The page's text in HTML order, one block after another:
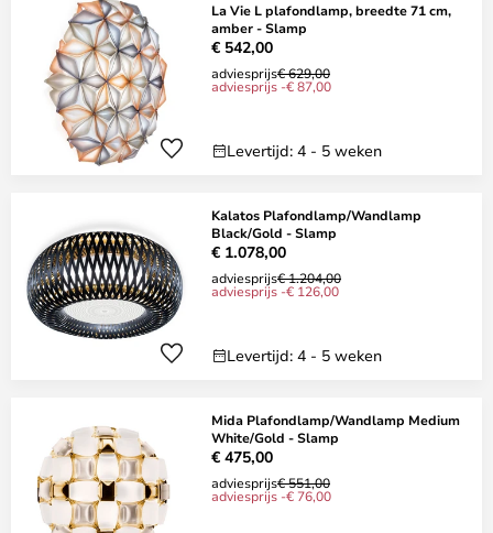
La Vie L plafondlamp, breedte 71 cm,
amber - Slamp
€ 542,00
adviesprijs€ 629,00
adviesprijs -€ 87,00
Levertijd: 4 - 5 weken
Kalatos Plafondlamp/Wandlamp
Black/Gold - Slamp
€ 1.078,00
adviesprijs€ 1.204,00
adviesprijs -€ 126,00
Levertijd: 4 - 5 weken
Mida Plafondlamp/Wandlamp Medium
White/Gold - Slamp
€ 475,00
adviesprijs€ 551,00
adviesprijs -€ 76,00